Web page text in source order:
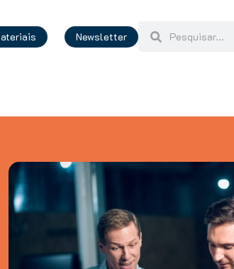
Newsletter